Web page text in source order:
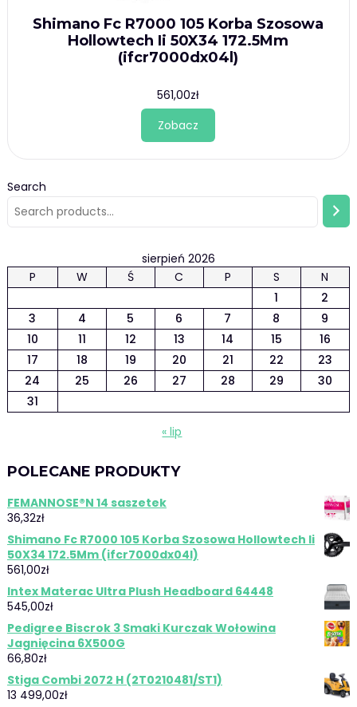
Shimano Fc R7000 105 Korba Szosowa
Hollowtech Ii 50X34 172.5Mm
(ifcr7000dx04l)
561,00zł
Zobacz
Search
sierpień 2026
P
W Ś C P S
N
1
2
3
4 5 6 7 8
9
10
11 12 13 14 15
16
17
18 19 20 21 22
23
24
25 26 27 28 29
30
31
« lip
POLECANE PRODUKTY
FEMANNOSE®N 14 saszetek
36,32zł
Shimano Fc R7000 105 Korba Szosowa Hollowtech Ii
50X34 172.5Mm (ifcr7000dx04l)
561,00zł
Intex Materac Ultra Plush Headboard 64448
545,00zł
Pedigree Biscrok 3 Smaki Kurczak Wołowina
Jagnięcina 6X500G
66,80zł
Stiga Combi 2072 H (2T0210481/ST1)
13 499,00zł